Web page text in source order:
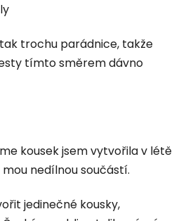
trochu parádnice, takže
tímto směrem dávno
kousek jsem vytvořila v létě
nedílnou součástí.
jedinečné kousky,